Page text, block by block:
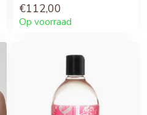
€112,00
Op voorraad